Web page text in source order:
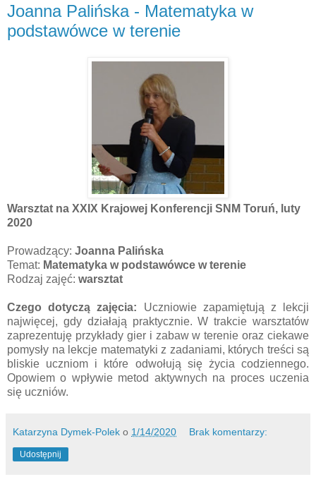
Joanna Palińska - Matematyka w
podstawówce w terenie
Warsztat na XXIX Krajowej Konferencji SNM Toruń, luty
2020
Prowadzący: Joanna Palińska
Temat: Matematyka w podstawówce w terenie
Rodzaj zajęć: warsztat
Czego dotyczą zajęcia: Uczniowie zapamiętują z lekcji
najwięcej, gdy działają praktycznie. W trakcie warsztatów
zaprezentuję przykłady gier i zabaw w terenie oraz ciekawe
pomysły na lekcje matematyki z zadaniami, których treści są
bliskie uczniom i które odwołują się życia codziennego.
Opowiem o wpływie metod aktywnych na proces uczenia
się uczniów.
Katarzyna Dymek-Polek o 1/14/2020 Brak komentarzy:
Udostępnij